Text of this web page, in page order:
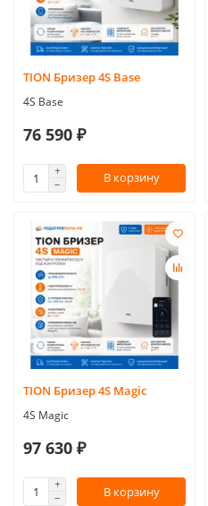
TION Бризер 4S Base
4S Base
76 590 ₽
В корзину
TION Бризер 4S Magic
4S Magic
97 630 ₽
В корзину